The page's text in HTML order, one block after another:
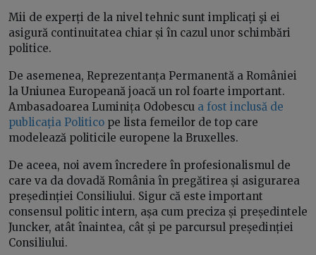
Mii de experți de la nivel tehnic sunt implicați şi ei
asigură continuitatea chiar și în cazul unor schimbări
politice.
De asemenea, Reprezentanța Permanentă a României
la Uniunea Europeană joacă un rol foarte important.
Ambasadoarea Luminița Odobescu a fost inclusă de
publicația Politico pe lista femeilor de top care
modelează politicile europene la Bruxelles.
De aceea, noi avem încredere în profesionalismul de
care va da dovadă România în pregătirea și asigurarea
președinției Consiliului. Sigur că este important
consensul politic intern, așa cum preciza și președintele
Juncker, atât înaintea, cât și pe parcursul președinției
Consiliului.